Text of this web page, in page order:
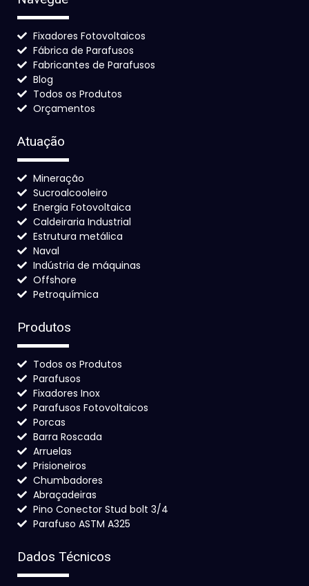
Fixadores Fotovoltaicos
Fábrica de Parafusos
Fabricantes de Parafusos
Blog
Todos os Produtos
Orçamentos
Atuação
Mineração
Sucroalcooleiro
Energia Fotovoltaica
Caldeiraria Industrial
Estrutura metálica
Naval
Indústria de máquinas
Offshore
Petroquímica
Produtos
Todos os Produtos
Parafusos
Fixadores Inox
Parafusos Fotovoltaicos
Porcas
Barra Roscada
Arruelas
Prisioneiros
Chumbadores
Abraçadeiras
Pino Conector Stud bolt 3/4
Parafuso ASTM A325
Dados Técnicos